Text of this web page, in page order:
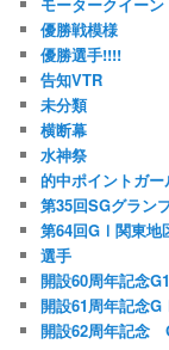
モータークイーン
優勝戦模様
優勝選手!!!!
告知VTR
未分類
横断幕
水神祭
的中ポイントガー
第35回SGグラン
第64回GⅠ関東地
選手
開設60周年記念
開設61周年記念
開設62周年記念